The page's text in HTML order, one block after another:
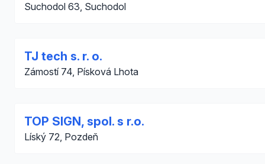
Suchodol 63, Suchodol
TJ tech s. r. o.
Zámostí 74, Písková Lhota
TOP SIGN, spol. s r.o.
Líský 72, Pozdeň